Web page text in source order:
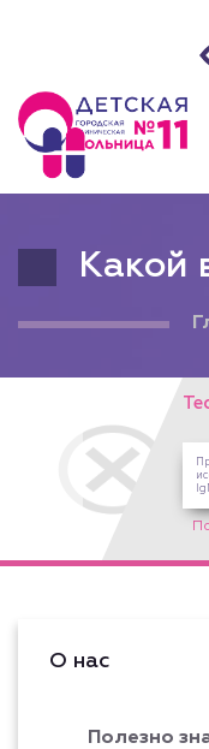
Какой
О нас
Полезно